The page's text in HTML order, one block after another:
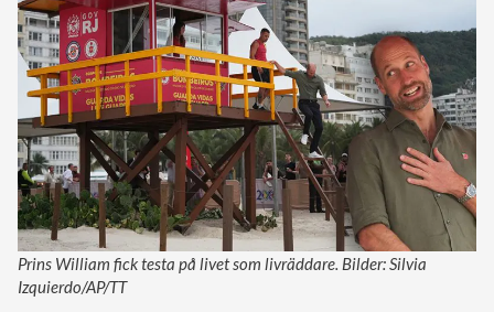
Prins William fick testa på livet som livräddare. Bilder: Silvia
Izquierdo/AP/TT